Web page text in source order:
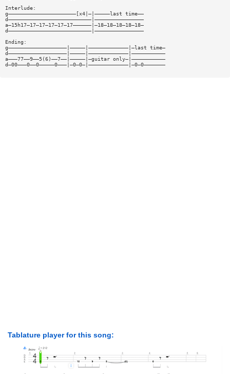
Interlude:
g——————————————————————[x4|—|—————last time——
d———————————————————————————|————————————————
a—15h17—17—17—17—17—17——————|—18—18—18—18—18—
d———————————————————————————|————————————————
Ending:
g———————————————————|—————|—————————————|—last time—
d———————————————————|—————|—————————————|———————————
a———77——9——5(6)——7——|—————|—guitar only—|———————————
d—00———0——0—————0———|—0—0—|—————————————|—0—0———————
Tablature player for this song: